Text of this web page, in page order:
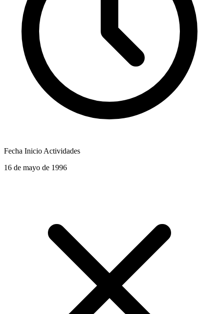
Fecha Inicio Actividades
16 de mayo de 1996